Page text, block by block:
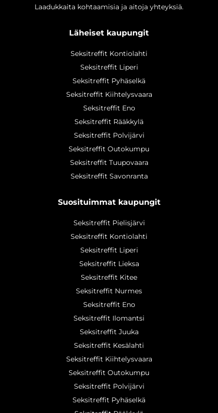
Laadukkaita kohtaamisia ja aitoja yhteyksiä.
Läheiset kaupungit
Seksitreffit Kontiolahti
Seksitreffit Liperi
Seksitreffit Pyhäselkä
Seksitreffit Kiihtelysvaara
Seksitreffit Eno
Seksitreffit Rääkkylä
Seksitreffit Polvijärvi
Seksitreffit Outokumpu
Seksitreffit Tuupovaara
Seksitreffit Savonranta
Suosituimmat kaupungit
Seksitreffit Pielisjärvi
Seksitreffit Kontiolahti
Seksitreffit Liperi
Seksitreffit Lieksa
Seksitreffit Kitee
Seksitreffit Nurmes
Seksitreffit Eno
Seksitreffit Ilomantsi
Seksitreffit Juuka
Seksitreffit Kesälahti
Seksitreffit Kiihtelysvaara
Seksitreffit Outokumpu
Seksitreffit Polvijärvi
Seksitreffit Pyhäselkä